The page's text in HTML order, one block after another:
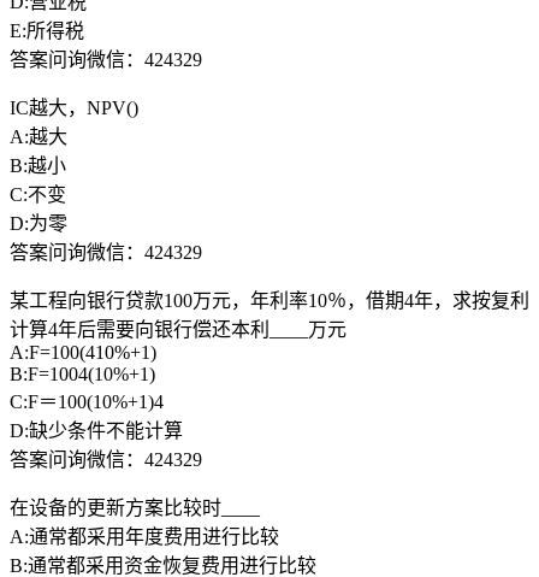
E:所得税
答案问询微信：424329
IC越大，NPV()
A:越大
B:越小
C:不变
D:为零
答案问询微信：424329
某工程向银行贷款100万元，年利率10％，借期4年，求按复利
计算4年后需要向银行偿还本利____万元
A:F=100(410%+1)
B:F=1004(10%+1)
C:F＝100(10%+1)4
D:缺少条件不能计算
答案问询微信：424329
在设备的更新方案比较时____
A:通常都采用年度费用进行比较
B:通常都采用资金恢复费用进行比较